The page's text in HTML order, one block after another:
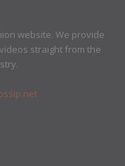
website. We provide
straight from the